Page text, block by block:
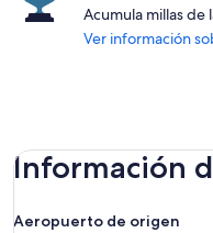
Acumula millas de
Ver información
Información
Aeropuerto de origen